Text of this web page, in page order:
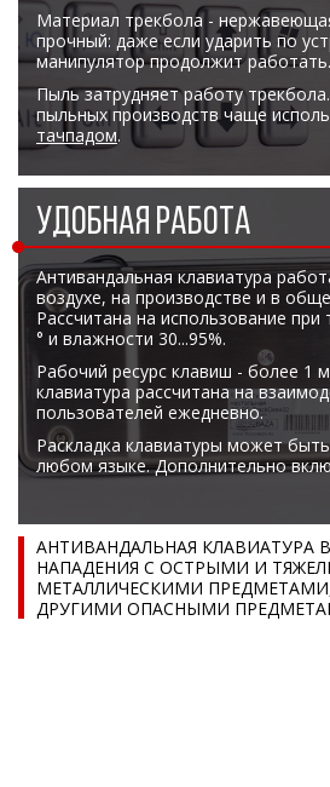
Материал трекбола -
прочный: даже если ударить по
манипулятор продолжит работать.
Пыль затрудняет работу
пыльных производств чаще
тачпадом.
УДОБНАЯ РАБОТА
Антивандальная клавиатура
воздухе, на производстве и в
Рассчитана на использование при
° и влажности 30...95%.
Рабочий ресурс клавиш - более 1
клавиатура рассчитана на
пользователей ежедневно.
Раскладка клавиатуры может
любом языке. Дополнительно
АНТИВАНДАЛЬНАЯ КЛАВИАТУРА
НАПАДЕНИЯ С ОСТРЫМИ И
МЕТАЛЛИЧЕСКИМИ
ДРУГИМИ ОПАСНЫМИ